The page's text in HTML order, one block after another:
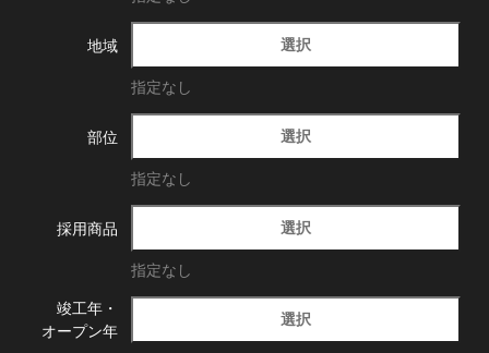
地域 選択
指定なし
部位 選択
指定なし
採用商品 選択
指定なし
竣工年・
オープン年
選択